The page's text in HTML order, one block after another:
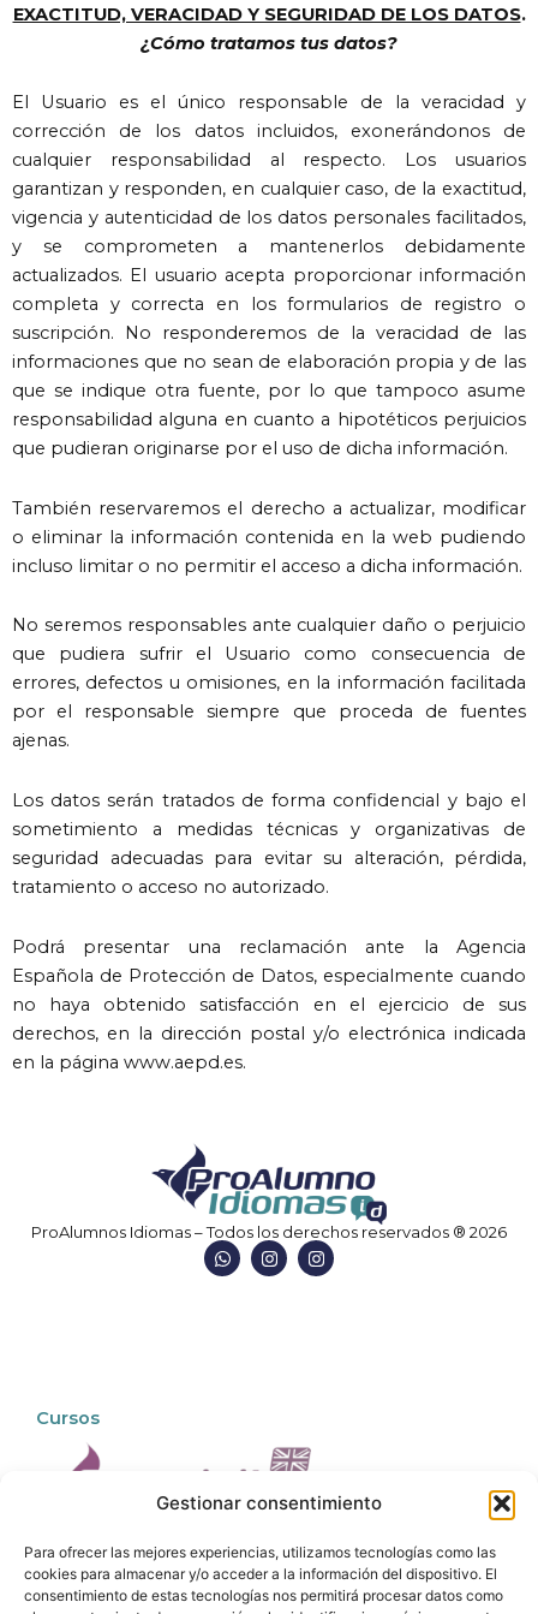
Gestionar consentimiento
Para ofrecer las mejores experiencias, utilizamos tecnologías como las
cookies para almacenar y/o acceder a la información del dispositivo. El
consentimiento de estas tecnologías nos permitirá procesar datos como
EXACTITUD, VERACIDAD Y SEGURIDAD DE LOS DATOS.
¿Cómo tratamos tus datos?
El Usuario es el único responsable de la veracidad y
corrección de los datos incluidos, exonerándonos de
cualquier responsabilidad al respecto. Los usuarios
garantizan y responden, en cualquier caso, de la exactitud,
vigencia y autenticidad de los datos personales facilitados,
y se comprometen a mantenerlos debidamente
actualizados. El usuario acepta proporcionar información
completa y correcta en los formularios de registro o
suscripción. No responderemos de la veracidad de las
informaciones que no sean de elaboración propia y de las
que se indique otra fuente, por lo que tampoco asume
responsabilidad alguna en cuanto a hipotéticos perjuicios
que pudieran originarse por el uso de dicha información.
También reservaremos el derecho a actualizar, modificar
o eliminar la información contenida en la web pudiendo
incluso limitar o no permitir el acceso a dicha información.
No seremos responsables ante cualquier daño o perjuicio
que pudiera sufrir el Usuario como consecuencia de
errores, defectos u omisiones, en la información facilitada
por el responsable siempre que proceda de fuentes
ajenas.
Los datos serán tratados de forma confidencial y bajo el
sometimiento a medidas técnicas y organizativas de
seguridad adecuadas para evitar su alteración, pérdida,
tratamiento o acceso no autorizado.
Podrá presentar una reclamación ante la Agencia
Española de Protección de Datos, especialmente cuando
no haya obtenido satisfacción en el ejercicio de sus
derechos, en la dirección postal y/o electrónica indicada
en la página www.aepd.es.
ProAlumnos Idiomas – Todos los derechos reservados ® 2026
W
h
I
n
I
n
Cursos